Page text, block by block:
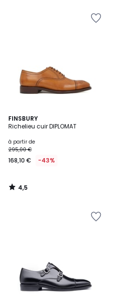
FINSBURY
Richelieu cuir DIPLOMAT
à partir de
295,00 €
168,10 € -43%
4,5
/ 5
4,5
/